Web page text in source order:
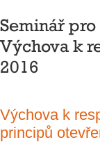
Seminář
Výchova k
2016
Výchova k
principů